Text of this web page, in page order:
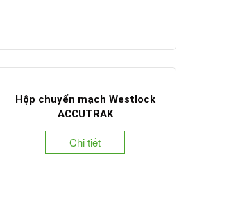
Hộp chuyển mạch Westlock
ACCUTRAK
Chi tiết